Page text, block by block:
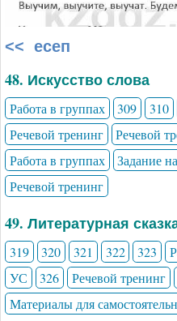
<< есеп
48. Искусство слова
Работа в группах 309 310
Речевой тренинг
Речевой
Работа в группах
Задание
Речевой тренинг
49. Литературная
319 320 321 322 323
УС
326 Речевой тренинг
Материалы для